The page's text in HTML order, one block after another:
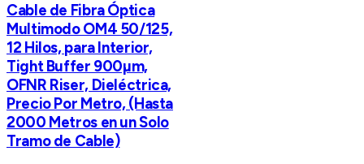
Cable de Fibra Óptica
Multimodo OM4 50/125,
12 Hilos, para Interior,
Tight Buffer 900µm,
OFNR Riser, Dieléctrica,
Precio Por Metro, (Hasta
2000 Metros en un Solo
Tramo de Cable)